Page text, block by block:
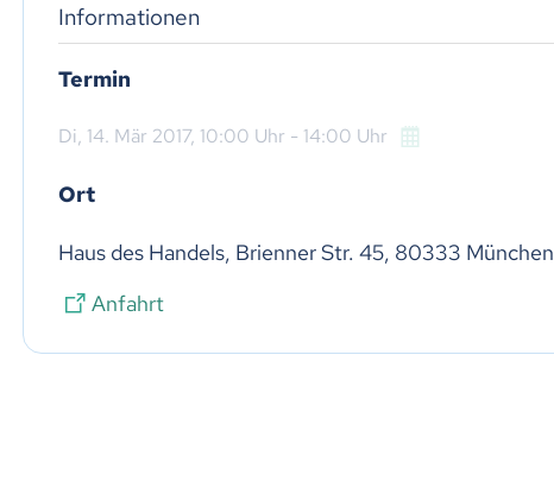
Informationen
Termin
Di, 14. Mär 2017, 10:00 Uhr - 14:00 Uhr
Ort
Haus des Handels, Brienner Str. 45, 80333 München
Anfahrt